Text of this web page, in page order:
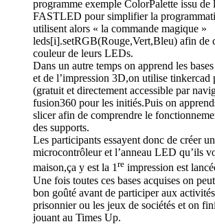
programme exemple ColorPalette issu de
FASTLED pour simplifier la
utilisent alors « la commande magique »
leds[i].setRGB(Rouge,Vert,Bleu) afin de
couleur de leurs LEDs.
Dans un autre temps on apprend les
et de l’impression 3D,on utilise tinkercad
(gratuit et directement accessible par
fusion360 pour les initiés.Puis on
slicer afin de comprendre le
des supports.
Les participants essayent donc de créer
microcontrôleur et l’anneau LED qu’ils
maison,ça y est la 1re impression est
Une fois toutes ces bases acquises on
bon goûté avant de participer aux
prisonnier ou les jeux de sociétés et on
jouant au Times Up.